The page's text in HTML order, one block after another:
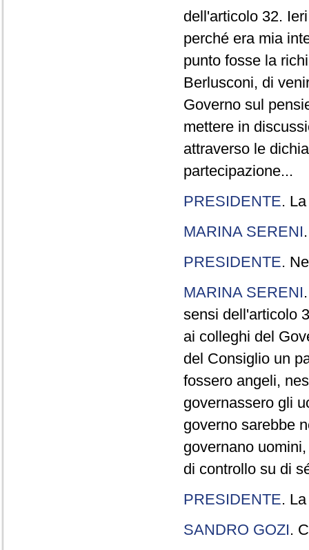
dell'articolo 32.
perché era mia
punto fosse la
Berlusconi, di
Governo sul
mettere in
attraverso le
partecipazione...
PRESIDENTE.
MARINA SERENI
PRESIDENTE.
MARINA SERENI
sensi dell'articolo
ai colleghi del
del Consiglio un
fossero angeli,
governassero gli
governo sarebbe
governano
di controllo su di
PRESIDENTE.
SANDRO GOZI.